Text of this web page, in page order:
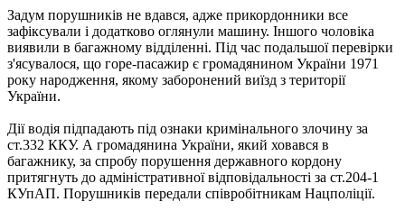
Задум порушників не вдався, адже прикордонники все
зафіксували і додатково оглянули машину. Іншого чоловіка
виявили в багажному відділенні. Під час подальшої перевірки
з'ясувалося, що горе-пасажир є громадянином України 1971
року народження, якому заборонений виїзд з території
України.
Дії водія підпадають під ознаки кримінального злочину за
ст.332 ККУ. А громадянина України, який ховався в
багажнику, за спробу порушення державного кордону
притягнуть до адміністративної відповідальності за ст.204-1
КУпАП. Порушників передали співробітникам Нацполіції.